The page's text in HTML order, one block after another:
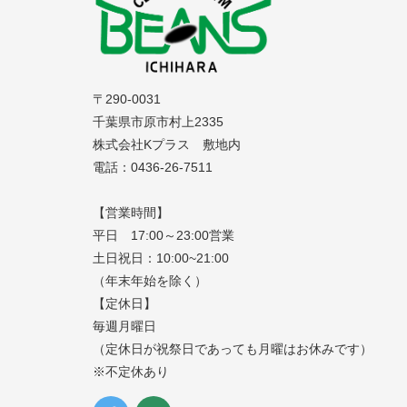
〒290-0031
千葉県市原市村上2335
株式会社Kプラス 敷地内
電話：0436-26-7511
【営業時間】
平日 17:00～23:00営業
土日祝日：10:00~21:00
（年末年始を除く）
【定休日】
毎週月曜日
（定休日が祝祭日であっても月曜はお休みです）
※不定休あり